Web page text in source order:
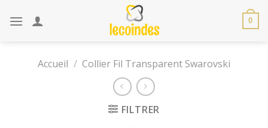
0
Accueil / Collier Fil Transparent Swarovski
FILTRER